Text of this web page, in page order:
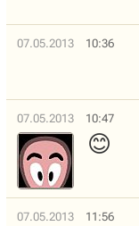
07.05.2013 10:36
07.05.2013 10:47
😊
07.05.2013 11:56